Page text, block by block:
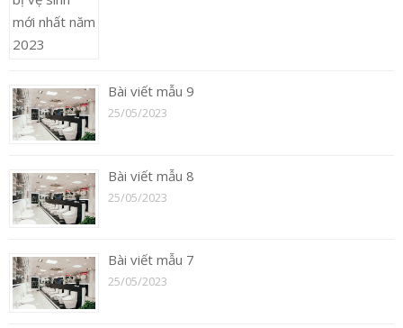
Bài viết mẫu 9
25/05/2023
Bài viết mẫu 8
25/05/2023
Bài viết mẫu 7
25/05/2023